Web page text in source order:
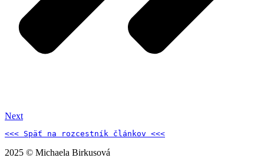
Next
<<< Späť na rozcestník článkov <<<
2025 © Michaela Birkusová